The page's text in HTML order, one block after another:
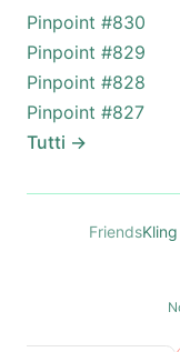
Pinpoint #830
Pinpoint #829
Pinpoint #828
Pinpoint #827
Tutti →
Friends